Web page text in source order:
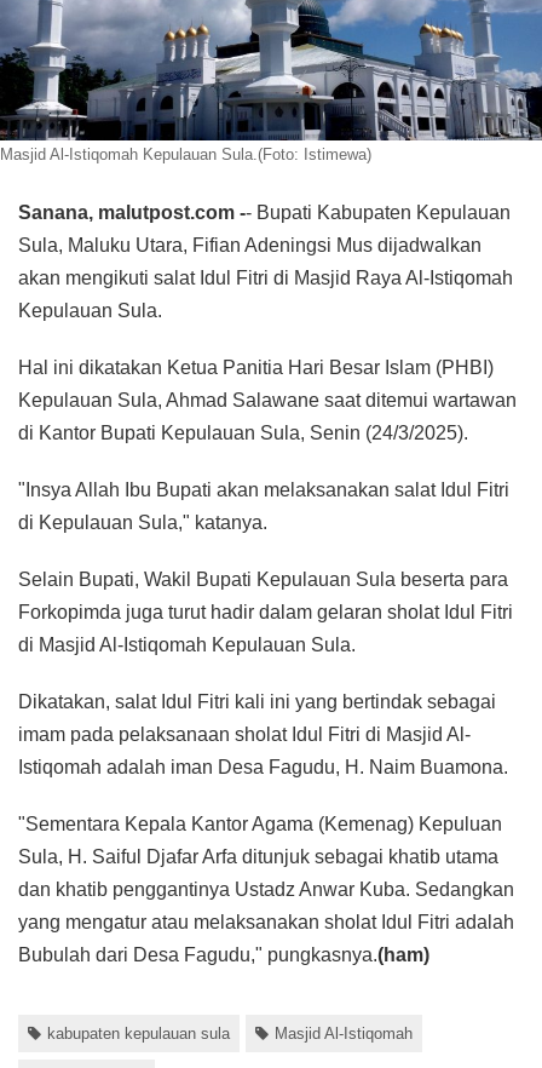
Masjid Al-Istiqomah Kepulauan Sula.(Foto: Istimewa)
Sanana, malutpost.com -- Bupati Kabupaten Kepulauan
Sula, Maluku Utara, Fifian Adeningsi Mus dijadwalkan
akan mengikuti salat Idul Fitri di Masjid Raya Al-Istiqomah
Kepulauan Sula.
Hal ini dikatakan Ketua Panitia Hari Besar Islam (PHBI)
Kepulauan Sula, Ahmad Salawane saat ditemui wartawan
di Kantor Bupati Kepulauan Sula, Senin (24/3/2025).
"Insya Allah Ibu Bupati akan melaksanakan salat Idul Fitri
di Kepulauan Sula," katanya.
Selain Bupati, Wakil Bupati Kepulauan Sula beserta para
Forkopimda juga turut hadir dalam gelaran sholat Idul Fitri
di Masjid Al-Istiqomah Kepulauan Sula.
Dikatakan, salat Idul Fitri kali ini yang bertindak sebagai
imam pada pelaksanaan sholat Idul Fitri di Masjid Al-
Istiqomah adalah iman Desa Fagudu, H. Naim Buamona.
"Sementara Kepala Kantor Agama (Kemenag) Kepuluan
Sula, H. Saiful Djafar Arfa ditunjuk sebagai khatib utama
dan khatib penggantinya Ustadz Anwar Kuba. Sedangkan
yang mengatur atau melaksanakan sholat Idul Fitri adalah
Bubulah dari Desa Fagudu," pungkasnya.(ham)
kabupaten kepulauan sula Masjid Al-Istiqomah